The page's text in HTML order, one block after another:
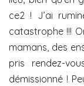
ce2 ! J’ai
catastrophe !!!
mamans, des
pris rendez-
démissionné !